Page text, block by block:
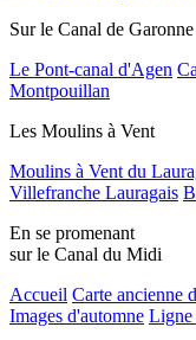
Sur le Canal de Garonne
Le Pont-canal d'Agen
Montpouillan
Les Moulins à Vent
Moulins à Vent du
Villefranche Lauragais
En se promenant
sur le Canal du Midi
Accueil Carte ancienne
Images d'automne Ligne